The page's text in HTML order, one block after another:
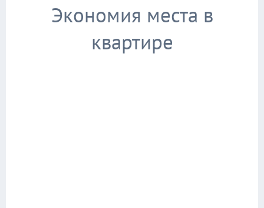
Экономия места в
квартире